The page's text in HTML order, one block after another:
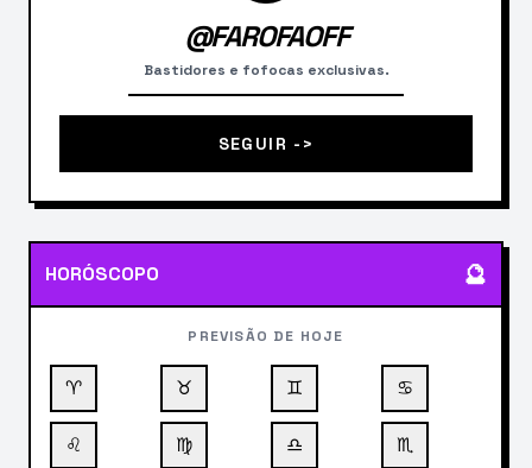
@FAROFAOFF
Bastidores e fofocas exclusivas.
SEGUIR ->
HORÓSCOPO 🔮
PREVISÃO DE HOJE
♈ ♉ ♊ ♋
♌ ♍ ♎ ♏